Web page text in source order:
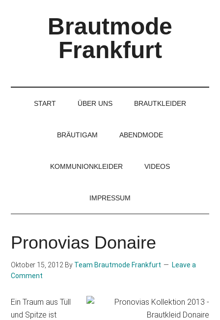
Brautmode
Frankfurt
START ÜBER UNS BRAUTKLEIDER
BRÄUTIGAM ABENDMODE
KOMMUNIONKLEIDER VIDEOS
IMPRESSUM
Pronovias Donaire
Oktober 15, 2012 By Team Brautmode Frankfurt
Leave a
Comment
Ein Traum aus Tüll
und Spitze ist